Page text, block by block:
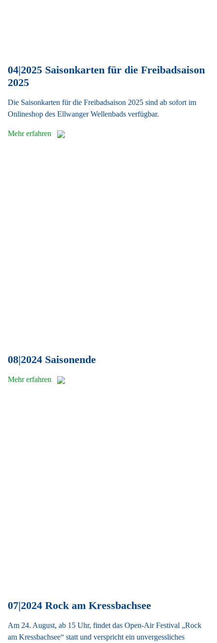
04|2025 Saisonkarten für die Freibadsaison
2025
Die Saisonkarten für die Freibadsaison 2025 sind ab sofort im
Onlineshop des Ellwanger Wellenbads verfügbar.
Mehr erfahren
08|2024 Saisonende
Mehr erfahren
07|2024 Rock am Kressbachsee
Am 24. August, ab 15 Uhr, findet das Open-Air Festival „Rock
am Kressbachsee“ statt und verspricht ein unvergessliches